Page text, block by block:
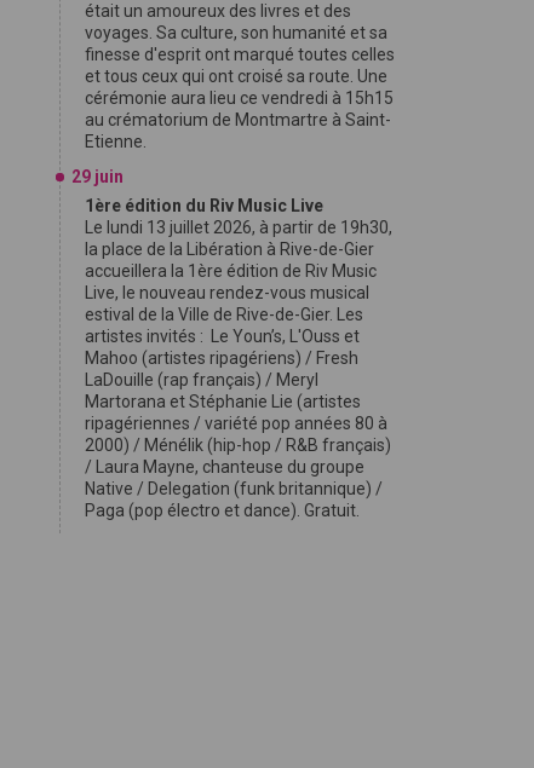
était un amoureux des livres et des
voyages. Sa culture, son humanité et sa
finesse d'esprit ont marqué toutes celles
et tous ceux qui ont croisé sa route. Une
cérémonie aura lieu ce vendredi à 15h15
au crématorium de Montmartre à Saint-
Etienne.
29 juin
1ère édition du Riv Music Live
Le lundi 13 juillet 2026, à partir de 19h30,
la place de la Libération à Rive-de-Gier
accueillera la 1ère édition de Riv Music
Live, le nouveau rendez-vous musical
estival de la Ville de Rive-de-Gier. Les
artistes invités : Le Youn’s, L'Ouss et
Mahoo (artistes ripagériens) / Fresh
LaDouille (rap français) / Meryl
Martorana et Stéphanie Lie (artistes
ripagériennes / variété pop années 80 à
2000) / Ménélik (hip-hop / R&B français)
/ Laura Mayne, chanteuse du groupe
Native / Delegation (funk britannique) /
Paga (pop électro et dance). Gratuit.